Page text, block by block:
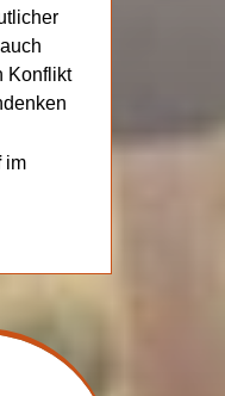
Konflikt
im